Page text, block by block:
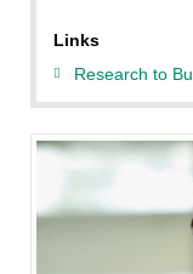
Links
Research to